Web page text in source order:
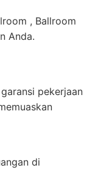
, Ballroom
Anda.
pekerjaan
di